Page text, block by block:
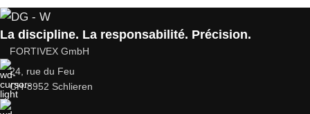
La discipline. La responsabilité. Précision.
FORTIVEX GmbH
24, rue du Feu
CH-8952 Schlieren